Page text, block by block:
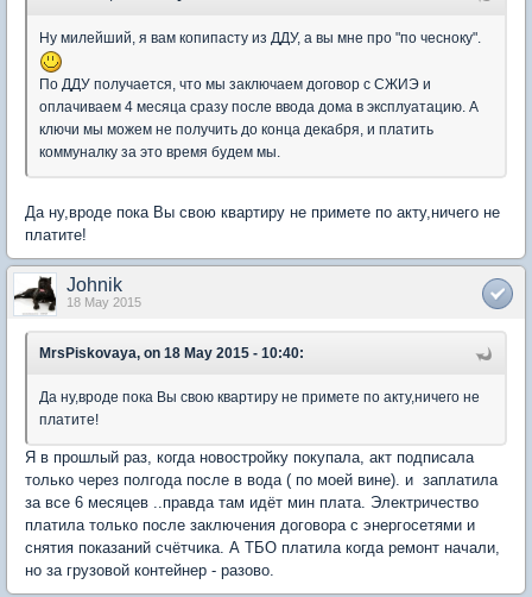
Ну милейший, я вам копипасту из ДДУ, а вы мне про "по чесноку".
По ДДУ получается, что мы заключаем договор с СЖИЭ и
оплачиваем 4 месяца сразу после ввода дома в эксплуатацию. А
ключи мы можем не получить до конца декабря, и платить
коммуналку за это время будем мы.
Да ну,вроде пока Вы свою квартиру не примете по акту,ничего не
платите!
Johnik
18 May 2015
MrsPiskovaya, on 18 May 2015 - 10:40:
Да ну,вроде пока Вы свою квартиру не примете по акту,ничего не
платите!
Я в прошлый раз, когда новостройку покупала, акт подписала
только через полгода после в вода ( по моей вине). и заплатила
за все 6 месяцев ..правда там идёт мин плата. Электричество
платила только после заключения договора с энергосетями и
снятия показаний счётчика. А ТБО платила когда ремонт начали,
но за грузовой контейнер - разово.